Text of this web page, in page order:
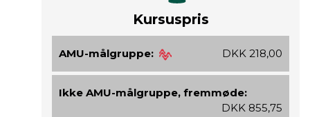
Kursuspris
AMU-målgruppe: DKK 218,00
Ikke AMU-målgruppe, fremmøde:
DKK 855,75